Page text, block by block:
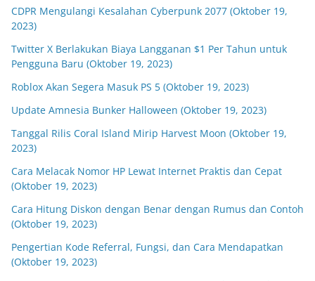
CDPR Mengulangi Kesalahan Cyberpunk 2077 (Oktober 19,
2023)
Twitter X Berlakukan Biaya Langganan $1 Per Tahun untuk
Pengguna Baru (Oktober 19, 2023)
Roblox Akan Segera Masuk PS 5 (Oktober 19, 2023)
Update Amnesia Bunker Halloween (Oktober 19, 2023)
Tanggal Rilis Coral Island Mirip Harvest Moon (Oktober 19,
2023)
Cara Melacak Nomor HP Lewat Internet Praktis dan Cepat
(Oktober 19, 2023)
Cara Hitung Diskon dengan Benar dengan Rumus dan Contoh
(Oktober 19, 2023)
Pengertian Kode Referral, Fungsi, dan Cara Mendapatkan
(Oktober 19, 2023)